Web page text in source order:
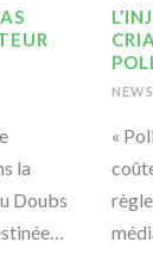
la
Doubs
«